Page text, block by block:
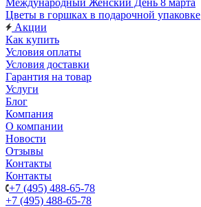
Международный Женский День 8 марта
Цветы в горшках в подарочной упаковке
Акции
Как купить
Условия оплаты
Условия доставки
Гарантия на товар
Услуги
Блог
Компания
О компании
Новости
Отзывы
Контакты
Контакты
+7 (495) 488-65-78
+7 (495) 488-65-78